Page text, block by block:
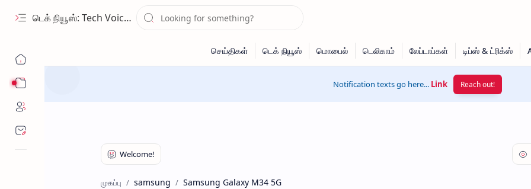
டெக் நியூஸ்: Tech Voice Tamil - தமிழ் டெக் & 2026 AI செய்திகள்.
Notification texts go here... Link Reach out!
முகப்பு samsung Samsung Galaxy M34 5G